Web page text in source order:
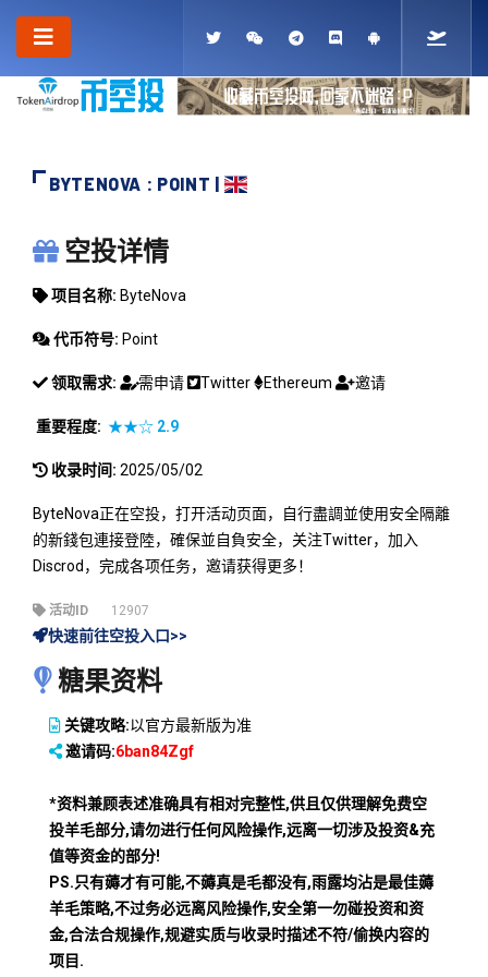
BYTENOVA : POINT |
BYTENOVA
空投详情
项目名称: ByteNova
代币符号: Point
领取需求: 需申请 Twitter Ethereum 邀请
重要程度: ★★☆ 2.9
收录时间: 2025/05/02
ByteNova正在空投，打开活动页面，自行盡調並使用安全隔離
的新錢包連接登陸，確保並自負安全，关注Twitter，加入
Discrod，完成各项任务，邀请获得更多！
活动ID 12907
快速前往空投入口>>
糖果资料
关键攻略:以官方最新版为准
邀请码:6ban84Zgf
*资料兼顾表述准确具有相对完整性,供且仅供理解免费空
投羊毛部分,请勿进行任何风险操作,远离一切涉及投资&充
值等资金的部分!
PS.只有薅才有可能,不薅真是毛都没有,雨露均沾是最佳薅
羊毛策略,不过务必远离风险操作,安全第一勿碰投资和资
金,合法合规操作,规避实质与收录时描述不符/偷换内容的
项目.